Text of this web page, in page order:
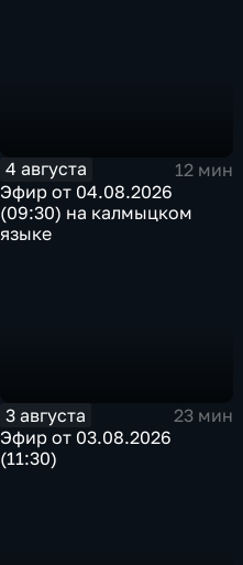
4 августа
12 мин
Эфир от 04.08.2026
(09:30) на калмыцком
языке
3 августа
23 мин
Эфир от 03.08.2026
(11:30)